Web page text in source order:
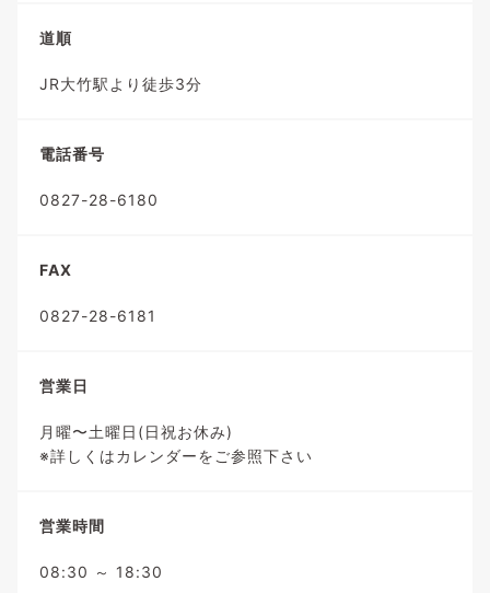
道順
JR大竹駅より徒歩3分
電話番号
0827-28-6180
FAX
0827-28-6181
営業日
月曜〜土曜日(日祝お休み)
※詳しくはカレンダーをご参照下さい
営業時間
08:30 ～ 18:30